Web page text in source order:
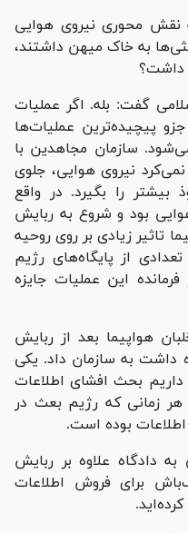
نقش محوری نیروی هوایی
به خاک میهن داشتند،
داشت؟
گفت: بله. اگر عملیات
جزو پیچیده‌ترین عملیات‌ها
سازمان مجاهدین با
نیروی هوایی، جلوی
بیشتر را بگیرد. در واقع
بود و شروع به ربایش
تاثیر زیادی بر روی روحیه
نیرو‌ها داشت. در عملیات اچ ۳ تعدادی از پایگاه‌های رژیم
این عملیات جایزه
هواپیما بعد از ربایش
داشت به سازمان داد. یکی
داریم بحث افشای اطلاعات
زمانی که رژیم بعث در
بوده است.
دادگاه علاوه بر ربایش
برای فروش اطلاعات